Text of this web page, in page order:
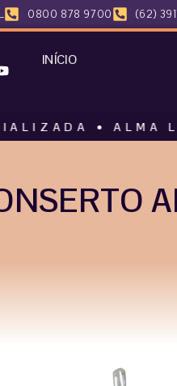
0800 878 9700 (62)
INÍCIO
• ALMA